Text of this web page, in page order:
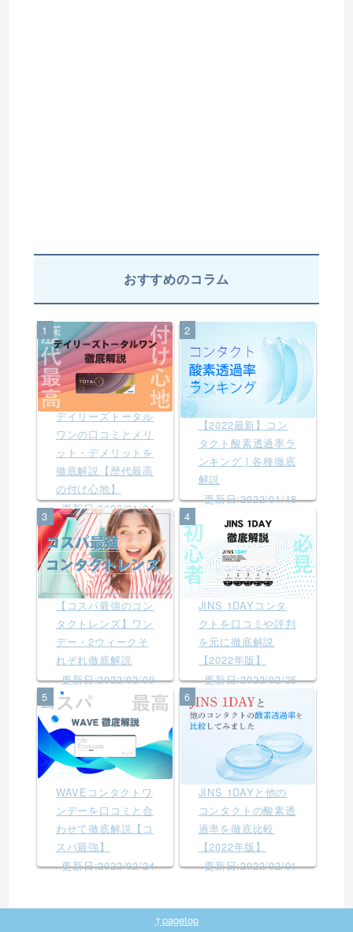
おすすめのコラム
1
デイリーズトータル
ワンの口コミとメリ
ット・デメリットを
徹底解説【歴代最高
の付け心地】
更新日:2022/01/24
2
【2022最新】コン
タクト酸素透過率ラ
ンキング | 各種徹底
解説
更新日:2022/01/18
3
【コスパ最強のコン
タクトレンズ】ワン
デー・2ウィークそ
れぞれ徹底解説
更新日:2022/02/09
4
JINS 1DAYコンタ
クトを口コミや評判
を元に徹底解説
【2022年版】
更新日:2022/02/25
5
WAVEコンタクトワ
ンデーを口コミと合
わせて徹底解説【コ
スパ最強】
更新日:2022/02/24
6
JINS 1DAYと他の
コンタクトの酸素透
過率を徹底比較
【2022年版】
更新日:2022/02/01
↑pagetop